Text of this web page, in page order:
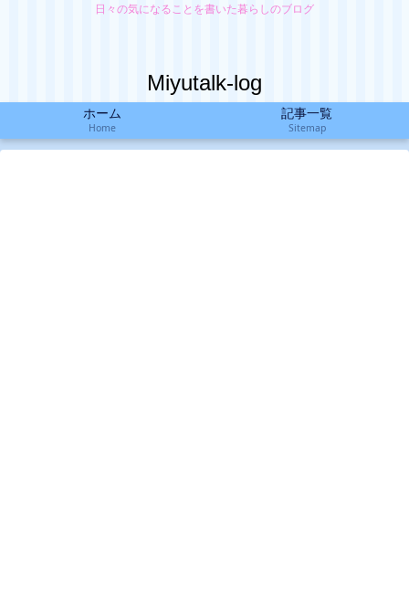
日々の気になることを書いた暮らしのブログ
Miyutalk-log
ホーム
Home
記事一覧
Sitemap